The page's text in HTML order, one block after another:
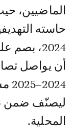
الماضيين،
أن يواصل
ليصنّف ضمن
المحلية.